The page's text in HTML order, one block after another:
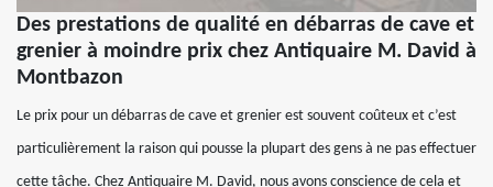
Des prestations de qualité en débarras de cave et
grenier à moindre prix chez Antiquaire M. David à
Montbazon
Le prix pour un débarras de cave et grenier est souvent coûteux et c’est
particulièrement la raison qui pousse la plupart des gens à ne pas effectuer
cette tâche. Chez Antiquaire M. David, nous avons conscience de cela et